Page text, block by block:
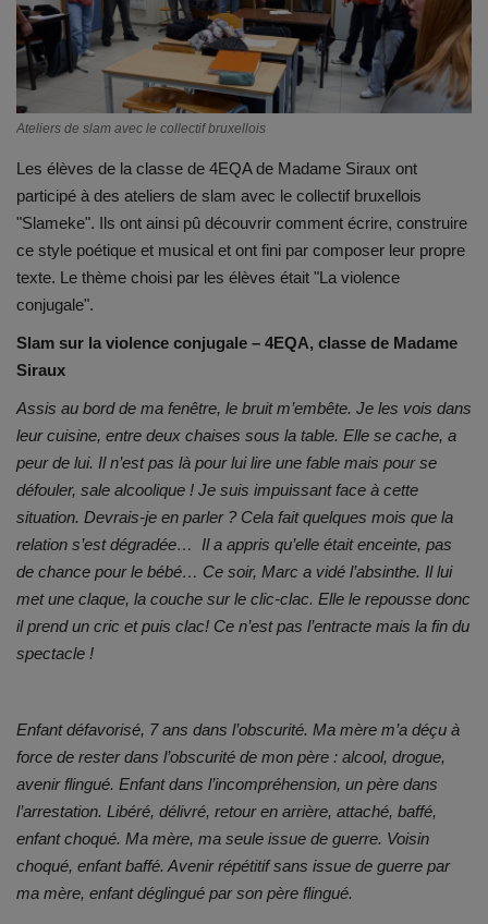
Emplois
Notre offre d'enseignement (2026)
Stages
Association des Parents
Offre d'enseignement & inscriptions
Activation email
Internats
Documents
Services
Contacts
Ateliers de slam avec le collectif bruxellois
Les élèves de la classe de 4EQA de Madame Siraux ont
participé à des ateliers de slam avec le collectif bruxellois
"Slameke". Ils ont ainsi pû découvrir comment écrire, construire
ce style poétique et musical et ont fini par composer leur propre
texte. Le thème choisi par les élèves était "La violence
conjugale".
Slam sur la violence conjugale – 4EQA, classe de Madame
Siraux
Assis au bord de ma fenêtre, le bruit m’embête. Je les vois dans
leur cuisine, entre deux chaises sous la table. Elle se cache, a
peur de lui. Il n’est pas là pour lui lire une fable mais pour se
défouler, sale alcoolique ! Je suis impuissant face à cette
situation. Devrais-je en parler ? Cela fait quelques mois que la
relation s’est dégradée… Il a appris qu’elle était enceinte, pas
de chance pour le bébé… Ce soir, Marc a vidé l’absinthe. Il lui
met une claque, la couche sur le clic-clac. Elle le repousse donc
il prend un cric et puis clac! Ce n’est pas l’entracte mais la fin du
spectacle !
Enfant défavorisé, 7 ans dans l’obscurité. Ma mère m’a déçu à
force de rester dans l’obscurité de mon père : alcool, drogue,
avenir flingué. Enfant dans l’incompréhension, un père dans
l’arrestation. Libéré, délivré, retour en arrière, attaché, baffé,
enfant choqué. Ma mère, ma seule issue de guerre. Voisin
choqué, enfant baffé. Avenir répétitif sans issue de guerre par
ma mère, enfant déglingué par son père flingué.